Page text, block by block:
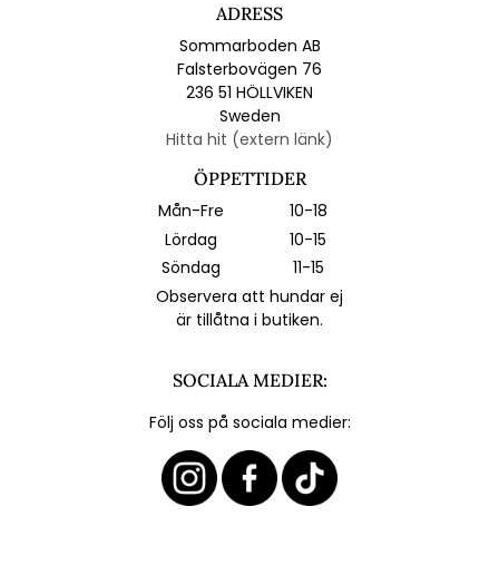
ADRESS
Sommarboden AB
Falsterbovägen 76
236 51 HÖLLVIKEN
Sweden
Hitta hit (extern länk)
ÖPPETTIDER
Mån-Fre
10-18
Lördag
10-15
Söndag
11-15
Observera att hundar ej
är tillåtna i butiken.
SOCIALA MEDIER:
Följ oss på sociala medier: